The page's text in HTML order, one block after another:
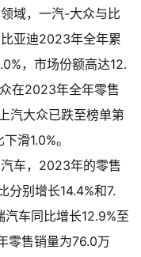
域，一汽-大众与比
亚迪2023年全年累
，市场份额高达12.
在2023年全年零售
汽大众已跌至榜单第
滑1.0%。
车，2023年的零售
分别增长14.4%和7.
车同比增长12.9%至
零售销量为76.0万